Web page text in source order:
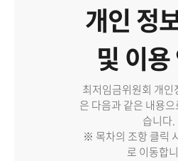
개인 정
및 이
최저임금위원회 개인
은 다음과 같은 내용
습니다.
※ 목차의 조항 클릭
로 이동합